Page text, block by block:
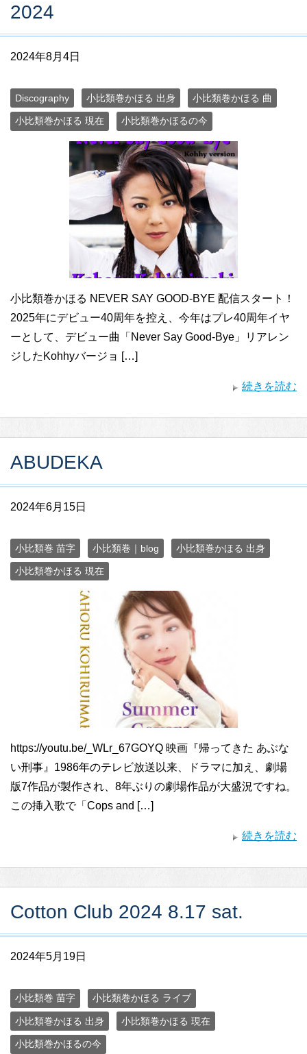
2024
2024年8月4日
Discography 小比類巻かほる 出身 小比類巻かほる 曲
小比類巻かほる 現在 小比類巻かほるの今
小比類巻かほる NEVER SAY GOOD-BYE 配信スタート！
2025年にデビュー40周年を控え、今年はプレ40周年イヤ
ーとして、デビュー曲「Never Say Good-Bye」リアレン
ジしたKohhyバージョ […]
続きを読む
ABUDEKA
2024年6月15日
小比類巻 苗字 小比類巻｜blog 小比類巻かほる 出身
小比類巻かほる 現在
https://youtu.be/_WLr_67GOYQ 映画『帰ってきた あぶな
い刑事』1986年のテレビ放送以来、ドラマに加え、劇場
版7作品が製作され、8年ぶりの劇場作品が大盛況ですね。
この挿入歌で「Cops and […]
続きを読む
Cotton Club 2024 8.17 sat.
2024年5月19日
小比類巻 苗字 小比類巻かほる ライブ
小比類巻かほる 出身 小比類巻かほる 現在
小比類巻かほるの今